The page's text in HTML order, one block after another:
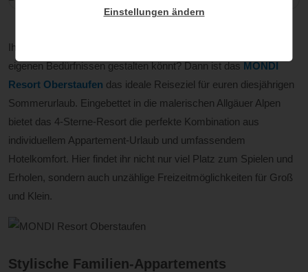
Ihr sucht einen Familienurlaub, den ihr flexibel nach euren
eigenen Bedürfnissen gestalten könnt? Dann ist das MONDI
Resort Oberstaufen das ideale Reiseziel für euren diesjährigen
Sommerurlaub. Eingebettet in die malerischen Allgäuer Alpen
bietet das 4-Sterne-Resort die perfekte Kombination aus
individuellem Appartement-Urlaub und umfassendem
Hotelkomfort. Hier findet ihr nicht nur viel Platz zum Spielen und
Erholen, sondern auch unzählige Freizeitmöglichkeiten für Groß
und Klein.
Stylische Familien-Appartements
Einstellungen ändern